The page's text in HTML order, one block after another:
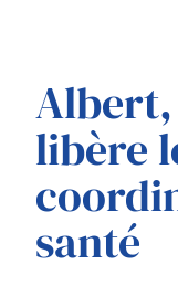
libère
santé